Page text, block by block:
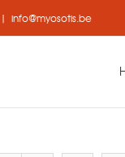
| info@myosotis.be